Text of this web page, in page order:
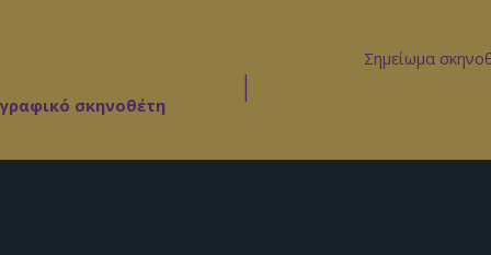
Σημείωμα
|
σκηνοθέτη